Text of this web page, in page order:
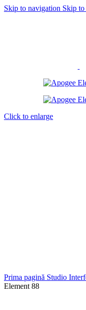
Skip to navigation Skip
Click to enlarge
Prima pagină Studio
Element 88